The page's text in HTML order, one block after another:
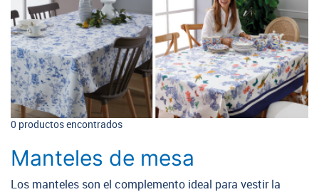
0 productos encontrados
Manteles de mesa
Los manteles son el complemento ideal para vestir la